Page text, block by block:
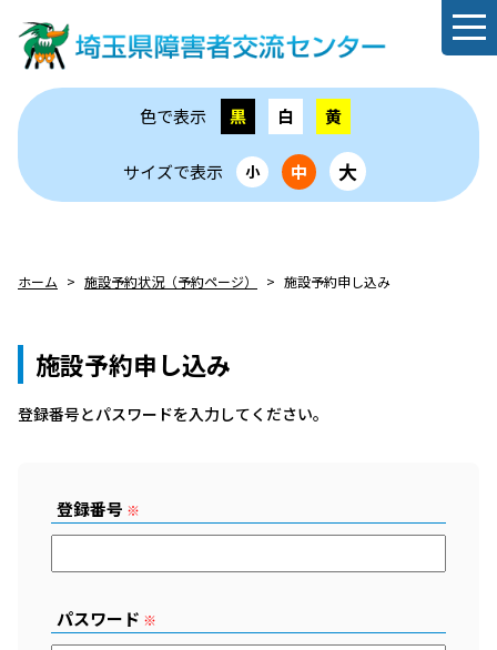
色で表示 黒 白 黄
サイズで表示 小 中 大
ホーム 施設予約状況（予約ページ） 施設予約申し込み
施設予約申し込み
登録番号とパスワードを⼊⼒してください。
登録番号 ※
パスワード ※